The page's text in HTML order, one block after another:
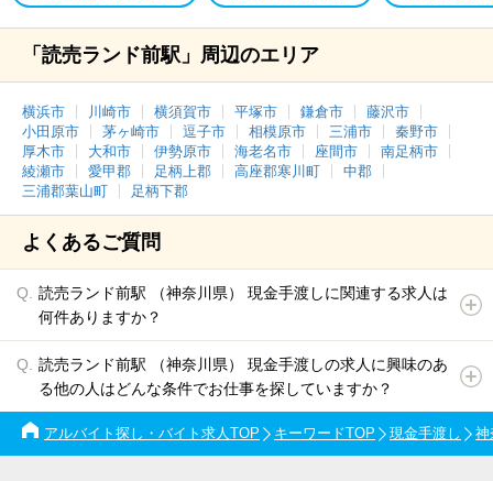
「読売ランド前駅」周辺のエリア
横浜市 川崎市 横須賀市 平塚市 鎌倉市
藤沢市
小田原市
茅ヶ崎市 逗子市 相模原市 三浦市
秦野市
厚木市
大和市 伊勢原市 海老名市 座間市
南足柄市
綾瀬市
愛甲郡 足柄上郡 高座郡寒川町
中郡
三浦郡葉山町
足柄下郡
よくあるご質問
読売ランド前駅 （神奈川県） 現金手渡しに関連する求人は
何件ありますか？
読売ランド前駅 （神奈川県） 現金手渡しの求人に興味のあ
る他の人はどんな条件でお仕事を探していますか？
アルバイト探し・バイト求人TOP キーワードTOP 現金手渡し 神